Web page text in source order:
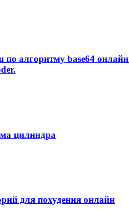
алгоритму base64
цилиндра
для похудения онлайн